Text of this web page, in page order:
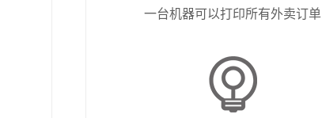
一台机器可以打印所有外卖订单